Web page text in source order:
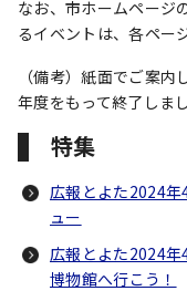
なお、市ホームページ
るイベントは、各ペー
（備考）紙面でご案
年度をもって終了しまし
特集
広報とよた2024
ュー
広報とよた2024
博物館へ行こう！